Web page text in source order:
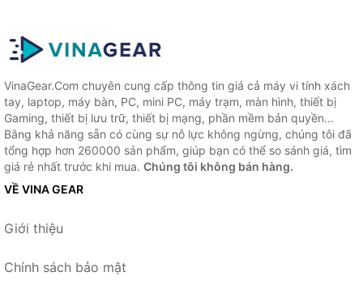
VinaGear.Com chuyên cung cấp thông tin giá cả máy vi tính xách
tay, laptop, máy bàn, PC, mini PC, máy trạm, màn hình, thiết bị
Gaming, thiết bị lưu trữ, thiết bị mạng, phần mềm bản quyền...
Bằng khả năng sẵn có cùng sự nỗ lực không ngừng, chúng tôi đã
tổng hợp hơn 260000 sản phẩm, giúp bạn có thể so sánh giá, tìm
giá rẻ nhất trước khi mua. Chúng tôi không bán hàng.
VỀ VINA GEAR
Giới thiệu
Chính sách bảo mật